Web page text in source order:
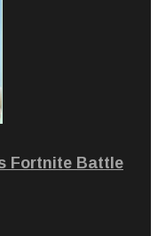
Fortnite Battle